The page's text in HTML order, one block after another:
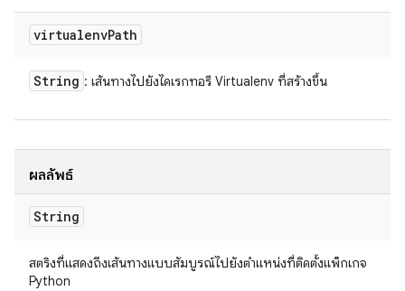
virtualenvPath
String : เส้นทางไปยังไดเรกทอรี Virtualenv ที่สร้างขึ้น
ผลลัพธ์
String
สตริงที่แสดงถึงเส้นทางแบบสัมบูรณ์ไปยังตำแหน่งที่ติดตั้งแพ็กเกจ
Python